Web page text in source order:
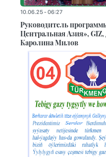
10.06.25 - 06:27
Руководитель
Центральная Азия»,
Каролина Милов